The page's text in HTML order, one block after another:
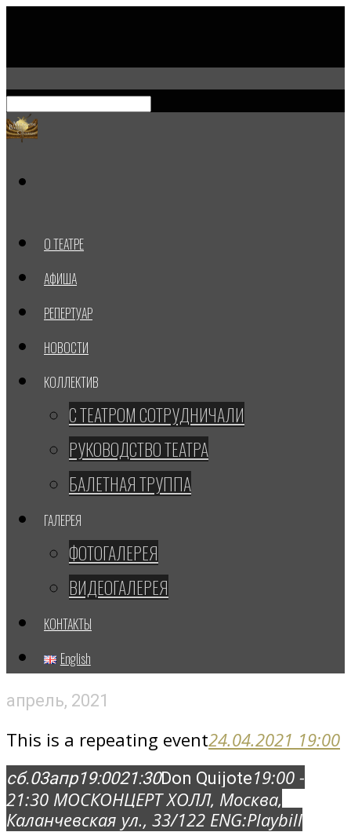
О ТЕАТРЕ
АФИША
РЕПЕРТУАР
НОВОСТИ
КОЛЛЕКТИВ
С ТЕАТРОМ СОТРУДНИЧАЛИ
РУКОВОДСТВО ТЕАТРА
БАЛЕТНАЯ ТРУППА
ГАЛЕРЕЯ
ФОТОГАЛЕРЕЯ
ВИДЕОГАЛЕРЕЯ
КОНТАКТЫ
English
апрель, 2021
This is a repeating event24.04.2021 19:00
сб.03апр19:0021:30Don Quijote19:00 -
21:30 МОСКОНЦЕРТ ХОЛЛ, Москва,
Каланчевская ул., 33/122 ENG:Playbill